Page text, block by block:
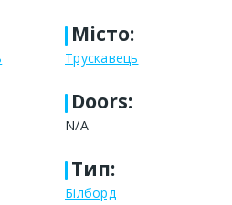
Місто:
Трускавець
Doors:
N/A
Тип:
Білборд